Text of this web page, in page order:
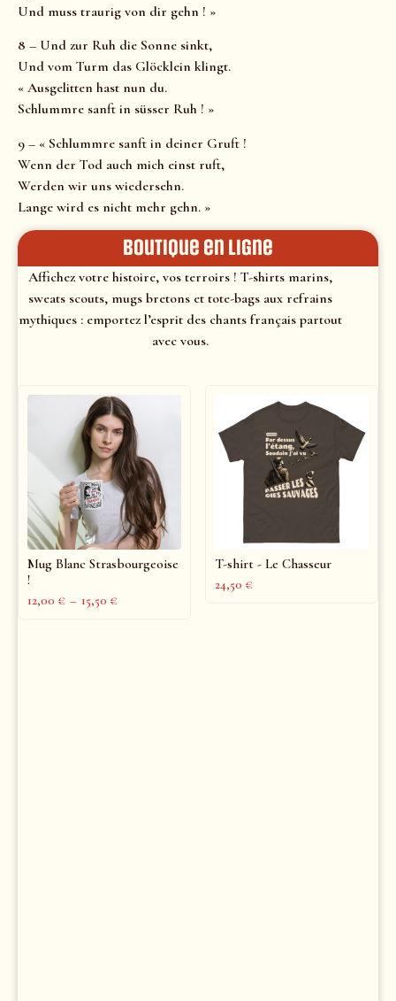
Und muss traurig von dir gehn ! »
8 – Und zur Ruh die Sonne sinkt,
Und vom Turm das Glöcklein klingt.
« Ausgelitten hast nun du.
Schlummre sanft in süsser Ruh ! »
9 – « Schlummre sanft in deiner Gruft !
Wenn der Tod auch mich einst ruft,
Werden wir uns wiedersehn.
Lange wird es nicht mehr gehn. »
Boutique en ligne
Affichez votre histoire, vos terroirs ! T-shirts marins,
sweats scouts, mugs bretons et tote-bags aux refrains
mythiques : emportez l’esprit des chants français partout
avec vous.
Mug Blanc Strasbourgeoise
!
12,00 € – 15,50 €
T-shirt - Le Chasseur
24,50 €